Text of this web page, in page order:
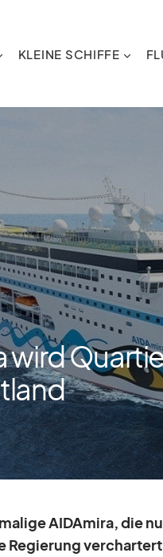
KLEINE SCHIFFE
wird
AI­DA­mira, die
Re­gie­rung